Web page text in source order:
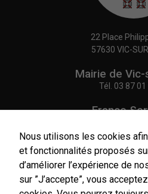
22 Place
57630 VIC-
Mairie de
Tél. 03 87 01
France
Tél.03 87 86
NOUS
Nous utilisons les cookies
et fonctionnalités proposés
d’améliorer l’expérience de
sur ”J’accepte”, vous